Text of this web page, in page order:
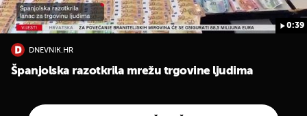
0:39
DNEVNIK.HR
Španjolska razotkrila mrežu trgovine ljudima